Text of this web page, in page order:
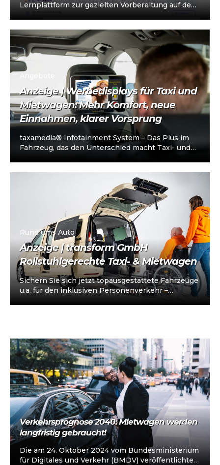
Lernplattform zur gezielten Vorbereitung auf den
Anzeige | Werbedisplays für Taxi und
Mietwagen: Mehr Komfort, neue
Einnahmen, klarer Vorsprung
taxamedia® Infotainment System – Das Plus im
Fahrzeug, das den Unterschied macht Taxi- und
Rund ums Auto
Anzeige | transform GmbH
Rollstuhlgerechte Taxi- & Mietwagen
Sichern Sie sich jetzt topausgestattete Fahrzeuge
u.a. für den inklusiven Personenverkehr –
Verkehrsprognose 2040: Mietwagen werden
langfristig gebraucht!
Die am 24. Oktober 2024 vom Bundesministerium
für Digitales und Verkehr (BMDV) veröffentlichte